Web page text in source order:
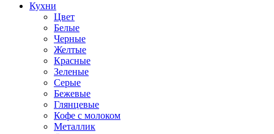
Кухни
Цвет
Белые
Черные
Желтые
Красные
Зеленые
Серые
Бежевые
Глянцевые
Кофе с молоком
Металлик